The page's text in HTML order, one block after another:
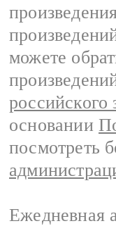
можете
российского
основании
посмотреть
Ежедневная